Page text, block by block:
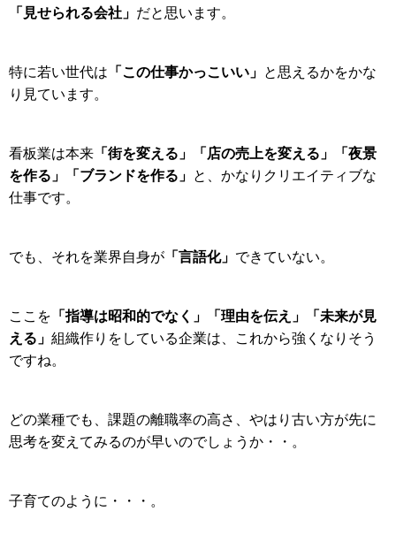
「見せられる会社」 だと思います。
特に若い世代は 「この仕事かっこいい」 と思えるかをかな
り見ています。
看板業は本来 「街を変える」「店の売上を変える」「夜景
を作る」「ブランドを作る」 と、 かなりクリエイティブな
仕事です。
でも、それを業界自身が 「言語化」 できていない。
ここを 「指導は昭和的でなく」「理由を伝え」「未来が見
える」 組織作りをしている企業は、これから強くなりそう
ですね。
どの業種でも、課題の離職率の高さ、やはり古い方が先に
思考を変えてみるのが早いのでしょうか・・。
子育てのように・・・。